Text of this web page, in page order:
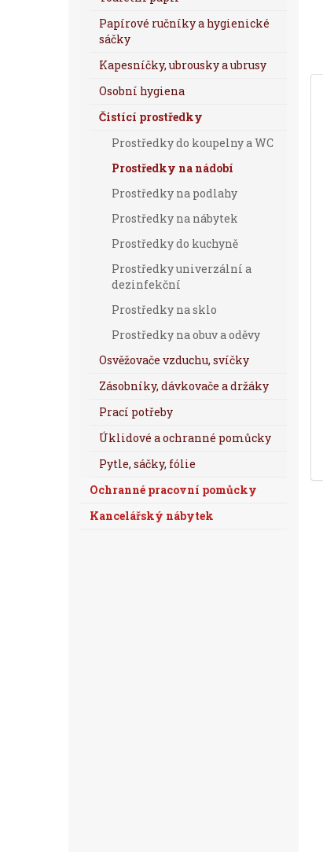
Papírové ručníky a hygienické
sáčky
Kapesníčky, ubrousky a ubrusy
Osobní hygiena
Čistící prostředky
Prostředky do koupelny a WC
Prostředky na nádobí
Prostředky na podlahy
Prostředky na nábytek
Prostředky do kuchyně
Prostředky univerzální a
dezinfekční
Prostředky na sklo
Prostředky na obuv a oděvy
Osvěžovače vzduchu, svíčky
Zásobníky, dávkovače a držáky
Prací potřeby
Úklidové a ochranné pomůcky
Pytle, sáčky, fólie
Ochranné pracovní pomůcky
Kancelářský nábytek